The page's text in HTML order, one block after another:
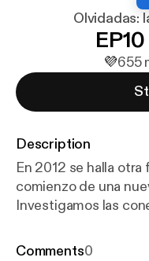
Olvidadas:
💜655
Description
En 2012 se halla
comienzo de una
Investigamos las
más a Juárez para
Comments0